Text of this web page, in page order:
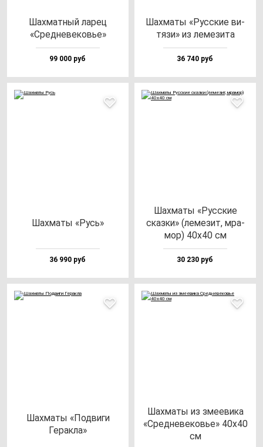
Шах­мат­ный ла­рец
«Сред­не­ве­ковье»
99 000 руб
Шах­ма­ты «Рус­ские ви­
тя­зи» из ле­ме­зи­та
36 740 руб
Шах­ма­ты «Русь»
36 990 руб
Шах­ма­ты «Рус­ские
сказ­ки» (ле­ме­зит, мра­
мор) 40х40 см
30 230 руб
Шах­ма­ты «Под­ви­ги
Герак­ла»
Шах­ма­ты из зме­еви­ка
«Сред­не­ве­ковье» 40х40
см